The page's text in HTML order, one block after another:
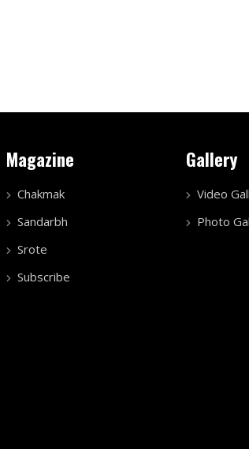
Magazine
Chakmak
Sandarbh
Srote
Subscribe
Gallery
Video
Photo